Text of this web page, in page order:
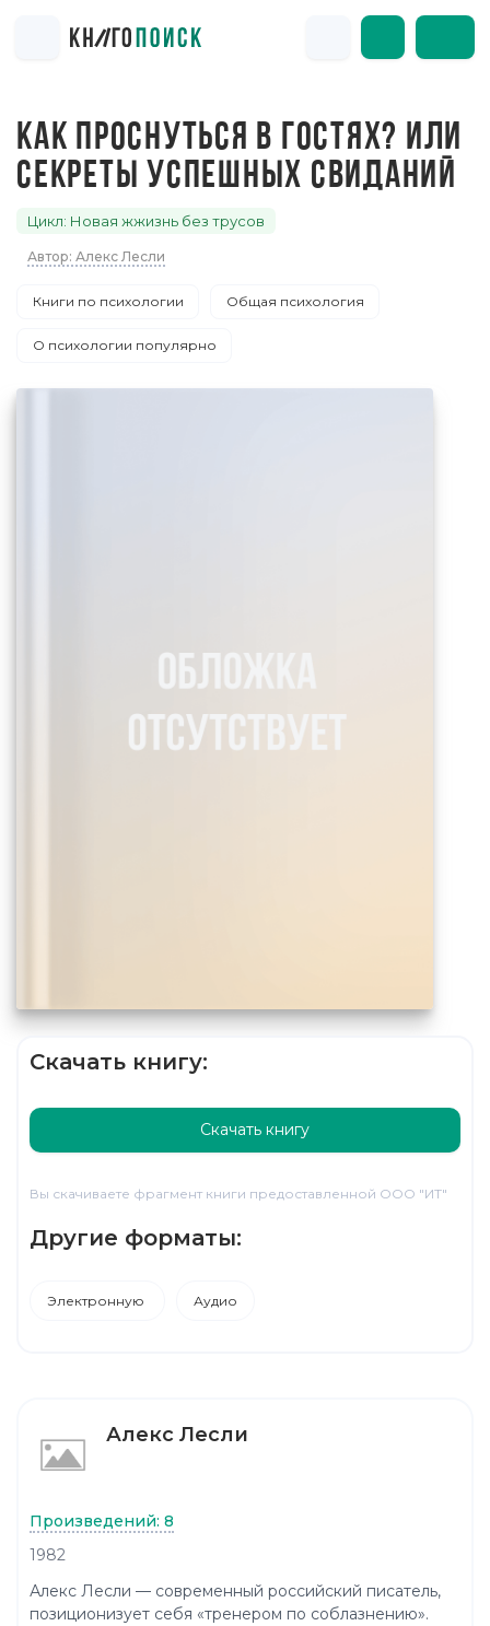
КАК ПРОСНУТЬСЯ В ГОСТЯХ? ИЛИ
СЕКРЕТЫ УСПЕШНЫХ СВИДАНИЙ
Цикл: Новая жжизнь без трусов
Автор: Алекс Лесли
Книги по психологии Общая психология
О психологии популярно
Скачать книгу:
Скачать книгу
Вы скачиваете фрагмент книги предоставленной ООО "ИТ"
Другие форматы:
Электронную Аудио
Алекс Лесли
Произведений: 8
1982
Алекс Лесли — современный российский писатель,
позиционизует себя «тренером по соблазнению».